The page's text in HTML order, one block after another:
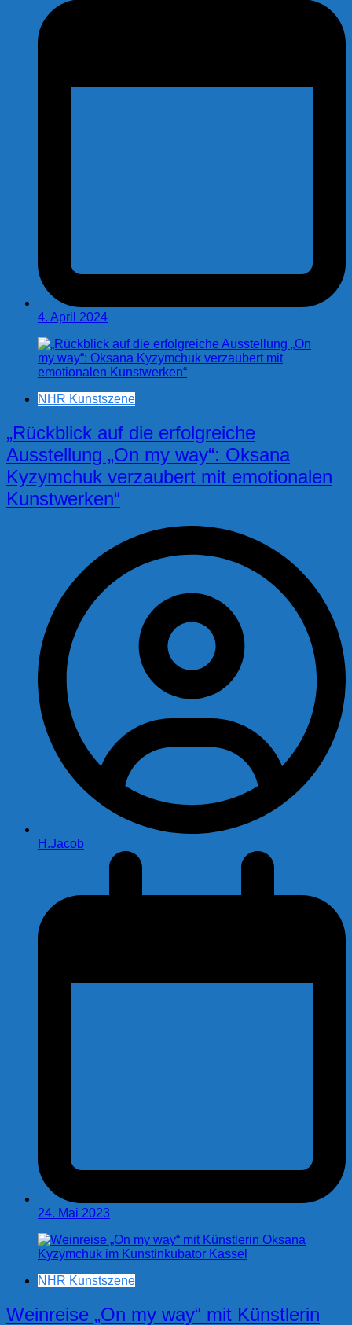
4. April 2024
NHR Kunstszene
„Rückblick auf die erfolgreiche
Ausstellung „On my way“: Oksana
Kyzymchuk verzaubert mit emotionalen
Kunstwerken“
H.Jacob
24. Mai 2023
NHR Kunstszene
Weinreise „On my way“ mit Künstlerin